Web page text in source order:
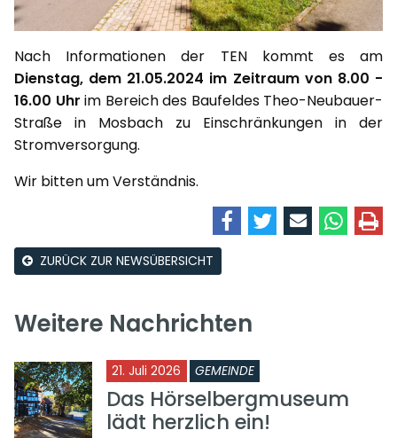
Nach Informationen der TEN kommt es am
Dienstag, dem 21.05.2024 im Zeitraum von 8.00 -
16.00 Uhr im Bereich des Baufeldes Theo-Neubauer-
Straße in Mosbach zu Einschränkungen in der
Stromversorgung.
Wir bitten um Verständnis.
ZURÜCK ZUR NEWSÜBERSICHT
Weitere Nachrichten
21. Juli 2026 GEMEINDE
Das Hörselbergmuseum
lädt herzlich ein!